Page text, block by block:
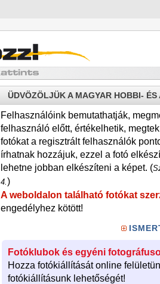
ÜDVÖZÖLJÜK A MAGYAR HOBBI-
Felhasználóink bemutathatják,
felhasználó előtt, értékelhetik,
fotókat a regisztrált felhasználók
írhatnak hozzájuk, ezzel a fotó
lehetne jobban elkészíteni a képet. (
4.)
A weboldalon található fotókat
engedélyhez kötött!
Fotóklubok és egyéni
Hozza fotókiállítását online
fotókiállításunk lehetőségét!